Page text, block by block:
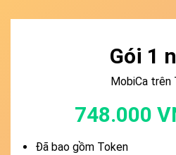
Gói 1
MobiCa trên
748.000
Đã bao gồm Token